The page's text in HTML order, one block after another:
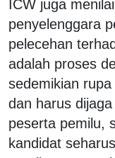
ICW juga
penyelenggara
pelecehan
adalah proses
sedemikian
dan harus
peserta pemilu,
kandidat